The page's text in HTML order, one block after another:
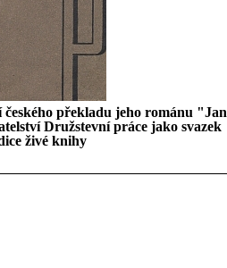
překladu jeho románu "Jan
Družstevní práce jako svazek
živé knihy